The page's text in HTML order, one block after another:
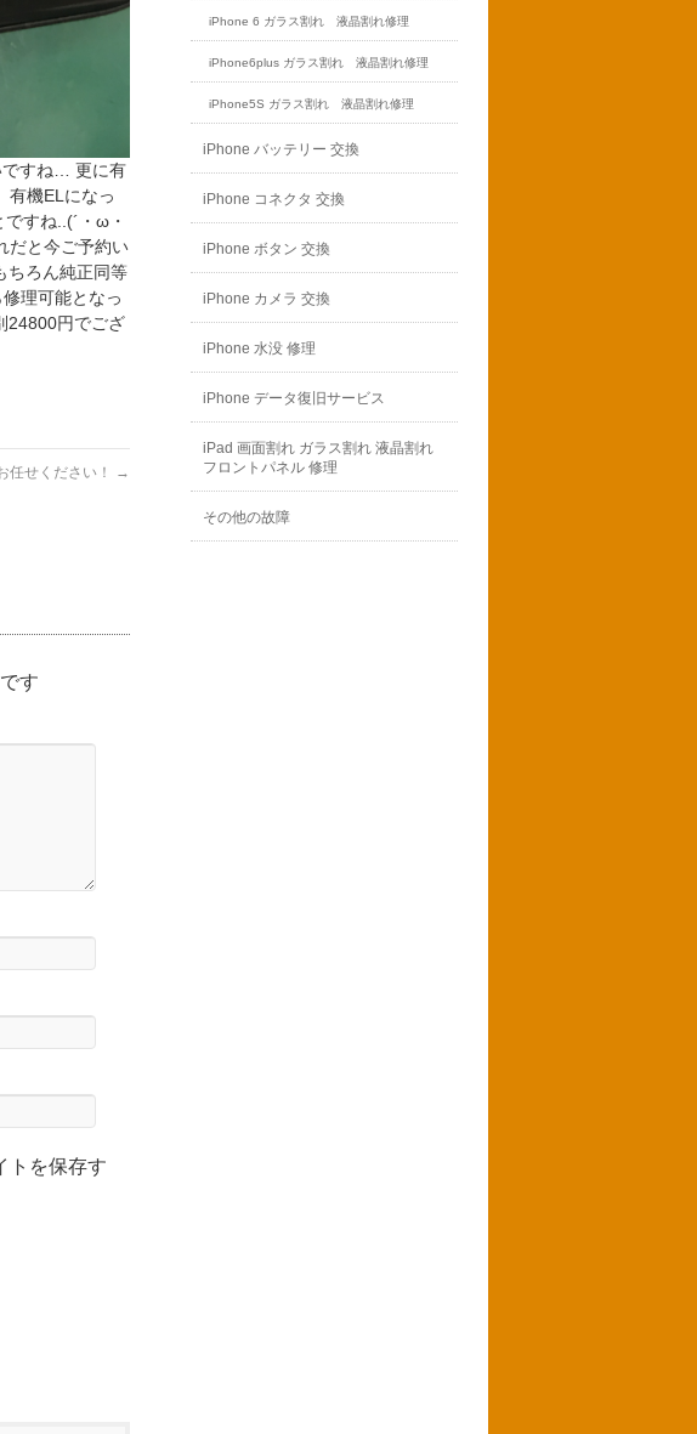
ですね… 更に有
有機ELになっ
すね..(´・ω・
だと今ご予約い
ちろん純正同等
理可能となっ
24800円でござ
任せください！ →
す
トを保存す
iPhone 6 ガラス割れ 液晶割れ修理
iPhone6plus ガラス割れ 液晶割れ修理
iPhone5S ガラス割れ 液晶割れ修理
iPhone バッテリー 交換
iPhone コネクタ 交換
iPhone ボタン 交換
iPhone カメラ 交換
iPhone 水没 修理
iPhone データ復旧サービス
iPad 画面割れ ガラス割れ 液晶割れ
フロントパネル 修理
その他の故障